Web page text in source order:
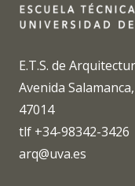
E.T.S. de
Avenida
47014
tlf +34-98342-3426
arq@uva.es